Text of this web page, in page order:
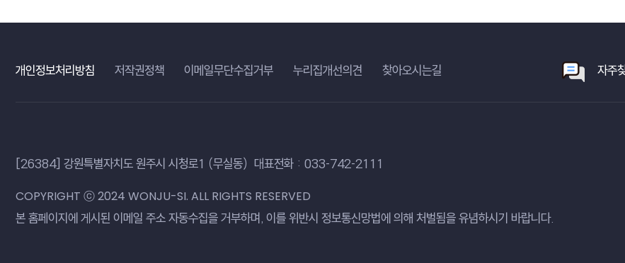
개인정보처리방침 저작권정책 이메일무단수집거부 누리집개선의견 찾아오시는길 자주
[26384] 강원특별자치도 원주시 시청로1 （무실동） 대표전화 : 033-742-2111
COPYRIGHT ⓒ 2024 WONJU-SI. ALL RIGHTS RESERVED
본 홈페이지에 게시된 이메일 주소 자동수집을 거부하며, 이를 위반시 정보통신망법에 의해 처벌됨을 유념하시기 바랍니다.